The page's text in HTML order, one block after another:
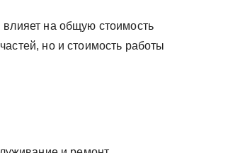
на общую стоимость
но и стоимость работы